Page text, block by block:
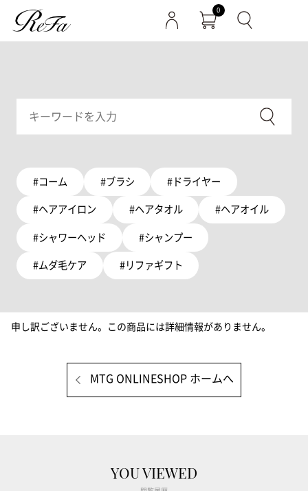
0
#コーム #ブラシ #ドライヤー
#ヘアアイロン #ヘアタオル #ヘアオイル
#シャワーヘッド #シャンプー
#ムダ毛ケア #リファギフト
申し訳ございません。この商品には詳細情報がありません。
MTG ONLINESHOP ホームへ
YOU VIEWED